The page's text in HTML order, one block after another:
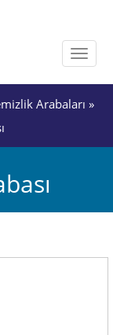
Toggle
Arabaları »